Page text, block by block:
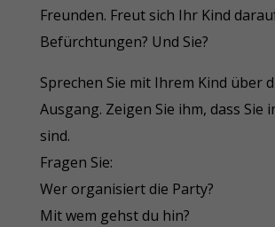
Freunden. Freut sich Ihr Kind
Befürchtungen? Und Sie?
Sprechen Sie mit Ihrem Kind über
Ausgang. Zeigen Sie ihm, dass Sie
sind.
Fragen Sie:
Wer organisiert die Party?
Mit wem gehst du hin?